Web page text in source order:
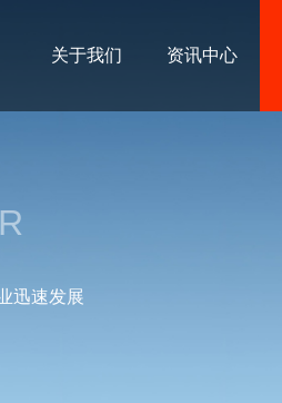
关于我们 资讯中心
迅速发展